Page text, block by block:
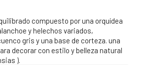
compuesto por una orquídea
y helechos variados,
gris y una base de corteza. una
decorar con estilo y belleza natural
).